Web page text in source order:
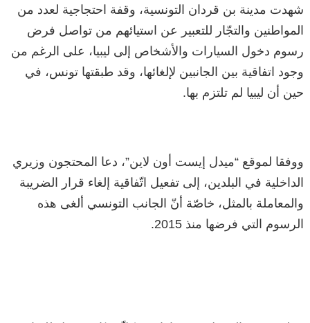
شهدت مدينة بن قردان التونسية، وقفة احتجاجية لعدد من
المواطنين والتجّار للتعبير عن استيائهم من تواصل فرض
رسوم دخول السيارات والأشخاص إلى ليبيا، على الرغم من
وجود اتفاقية بين الجانبين لإلغائها، وقد طبقتها تونس، في
حين أن ليبيا لم تلتزم بها.
ووفقا لموقع “ميدل إيست أون لاين”، دعا المحتجون وزيري
الداخلية في البلدين، إلى تفعيل اتّفاقية إلغاء قرار الضريبة
والمعاملة بالمثل، خاصّة أنّ الجانب التونسي ألغى هذه
الرسوم التي فرضها منذ 2015.